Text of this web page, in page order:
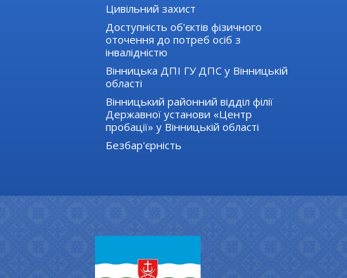
Цивільний захист
Доступність об'єктів фізичного
оточення до потреб осіб з
інвалідністю
Вінницька ДПІ ГУ ДПС у Вінницькій
області
Вінницький районний відділ філії
Державної установи «Центр
пробації» у Вінницькій області
Безбар'єрність